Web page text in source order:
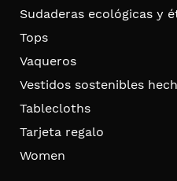
Sudaderas ecológicas y
Tops
Vaqueros
Vestidos sostenibles
Tablecloths
Tarjeta regalo
Women